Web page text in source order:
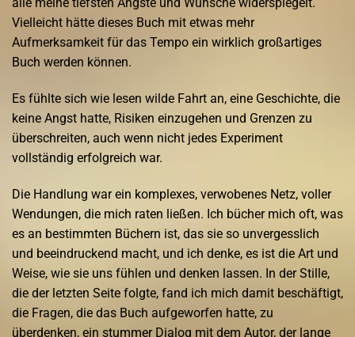
Vielleicht hätte dieses Buch mit etwas mehr
Aufmerksamkeit für das Tempo ein wirklich großartiges
Buch werden können.
Es fühlte sich wie lesen wilde Fahrt an, eine Geschichte, die
keine Angst hatte, Risiken einzugehen und Grenzen zu
überschreiten, auch wenn nicht jedes Experiment
vollständig erfolgreich war.
Die Handlung war ein komplexes, verwobenes Netz, voller
Wendungen, die mich raten ließen. Ich bücher mich oft, was
es an bestimmten Büchern ist, das sie so unvergesslich
und beeindruckend macht, und ich denke, es ist die Art und
Weise, wie sie uns fühlen und denken lassen. In der Stille,
die der letzten Seite folgte, fand ich mich damit beschäftigt,
die Fragen, die das Buch aufgeworfen hatte, zu
überdenken, ein stummer Dialog mit dem Autor, der lange